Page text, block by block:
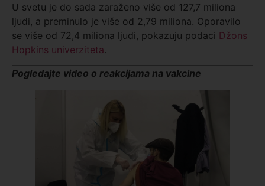
U svetu je do sada zaraženo više od 127,7 miliona
ljudi, a preminulo je više od 2,79 miliona. Oporavilo
se više od 72,4 miliona ljudi, pokazuju podaci Džons
Hopkins univerziteta.
Pogledajte video o reakcijama na vakcine